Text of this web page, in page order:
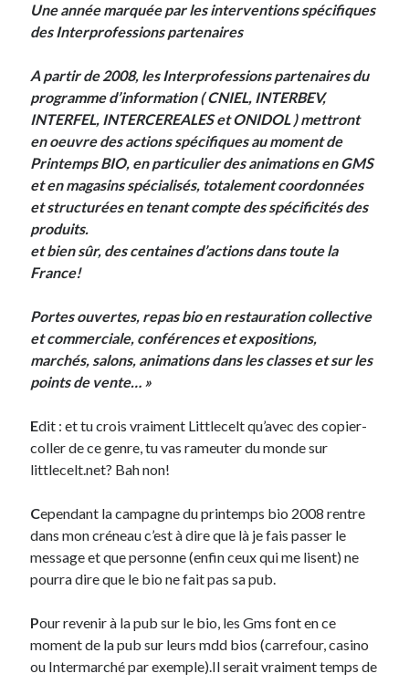
Une année marquée par les interventions spécifiques
des Interprofessions partenaires
A partir de 2008, les Interprofessions partenaires du
programme d’information ( CNIEL, INTERBEV,
INTERFEL, INTERCEREALES et ONIDOL ) mettront
en oeuvre des actions spécifiques au moment de
Printemps BIO, en particulier des animations en GMS
et en magasins spécialisés, totalement coordonnées
et structurées en tenant compte des spécificités des
produits.
et bien sûr, des centaines d’actions dans toute la
France!
Portes ouvertes, repas bio en restauration collective
et commerciale, conférences et expositions,
marchés, salons, animations dans les classes et sur les
points de vente… »
Edit : et tu crois vraiment Littlecelt qu’avec des copier-
coller de ce genre, tu vas rameuter du monde sur
littlecelt.net? Bah non!
Cependant la campagne du printemps bio 2008 rentre
dans mon créneau c’est à dire que là je fais passer le
message et que personne (enfin ceux qui me lisent) ne
pourra dire que le bio ne fait pas sa pub.
Pour revenir à la pub sur le bio, les Gms font en ce
moment de la pub sur leurs mdd bios (carrefour, casino
ou Intermarché par exemple).Il serait vraiment temps de